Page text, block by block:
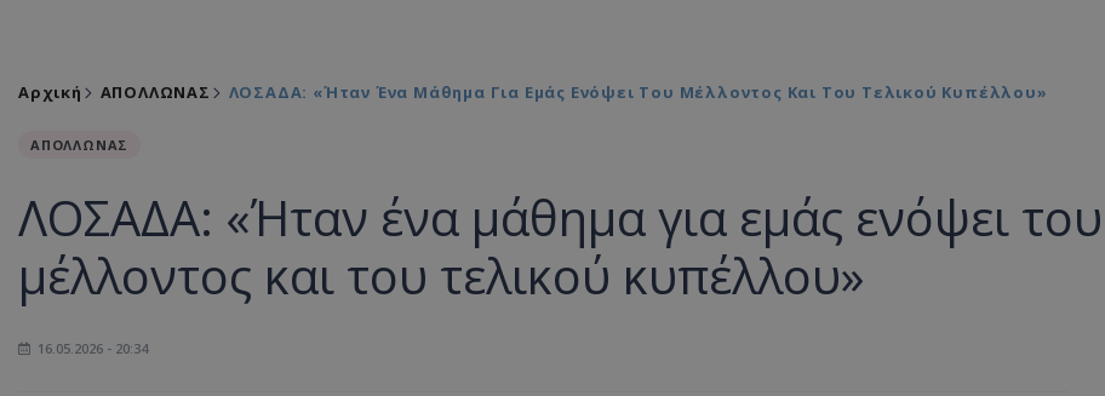
Αρχική ΑΠΟΛΛΩΝΑΣ ΛΟΣΑΔΑ: «Ήταν Ένα Μάθημα Για Εμάς Ενόψει Του Μέλλοντος Και Του Τελικού Κυπέλλου»
ΑΠΟΛΛΩΝΑΣ
ΛΟΣΑΔΑ: «Ήταν ένα μάθημα για εμάς ενόψει του
μέλλοντος και του τελικού κυπέλλου»
16.05.2026 - 20:34